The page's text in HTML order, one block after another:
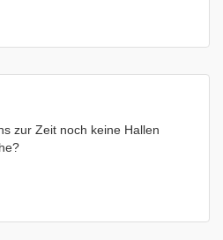
zur Zeit noch keine Hallen